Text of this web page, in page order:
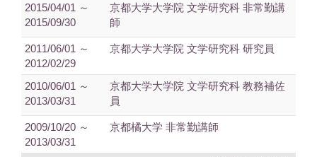
2015/04/01 ～
2015/09/30
京都大学大学院 文学研究科 非常勤講
師
2011/06/01 ～
2012/02/29
京都大学大学院 文学研究科 研究員
2010/06/01 ～
2013/03/31
京都大学大学院 文学研究科 教務補佐
員
2009/10/20 ～
2013/03/31
京都橘大学 非常勤講師